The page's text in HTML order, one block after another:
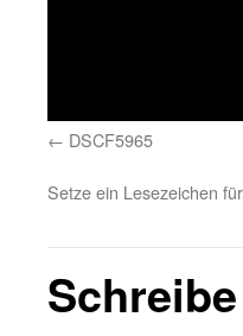
DSCF5965
Setze ein Lesezeichen